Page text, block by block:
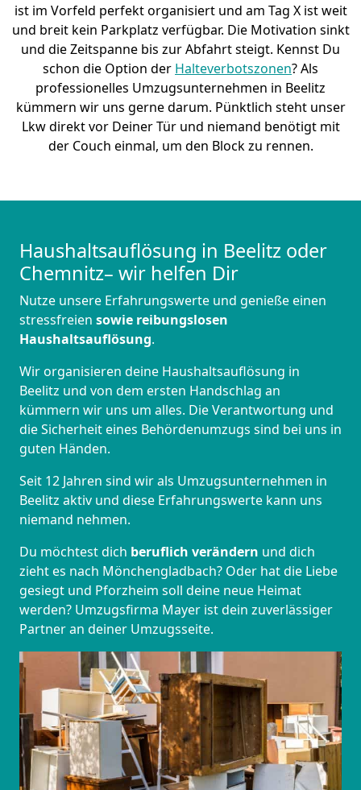
ist im Vorfeld perfekt organisiert und am Tag X ist weit
und breit kein Parkplatz verfügbar. Die Motivation sinkt
und die Zeitspanne bis zur Abfahrt steigt. Kennst Du
schon die Option der Halteverbotszonen? Als
professionelles Umzugsunternehmen in Beelitz
kümmern wir uns gerne darum. Pünktlich steht unser
Lkw direkt vor Deiner Tür und niemand benötigt mit
der Couch einmal, um den Block zu rennen.
Haushaltsauflösung in Beelitz oder
Chemnitz– wir helfen Dir
Nutze unsere Erfahrungswerte und genieße einen
stressfreien sowie reibungslosen
Haushaltsauflösung.
Wir organisieren deine Haushaltsauflösung in
Beelitz und von dem ersten Handschlag an
kümmern wir uns um alles. Die Verantwortung und
die Sicherheit eines Behördenumzugs sind bei uns in
guten Händen.
Seit 12 Jahren sind wir als Umzugsunternehmen in
Beelitz aktiv und diese Erfahrungswerte kann uns
niemand nehmen.
Du möchtest dich beruflich verändern und dich
zieht es nach Mönchen­gladbach? Oder hat die Liebe
gesiegt und Pforzheim soll deine neue Heimat
werden? Umzugsfirma Mayer ist dein zuverlässiger
Partner an deiner Umzugsseite.